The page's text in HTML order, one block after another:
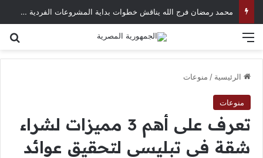
الرئيسية / منوعات
منوعات
تعرف على أهم 3 مميزات لشراء
شقة في تبليسي لتحقيق عوائد